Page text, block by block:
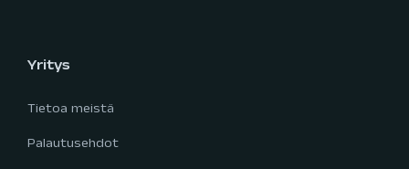
Yritys
Tietoa meistä
Palautusehdot